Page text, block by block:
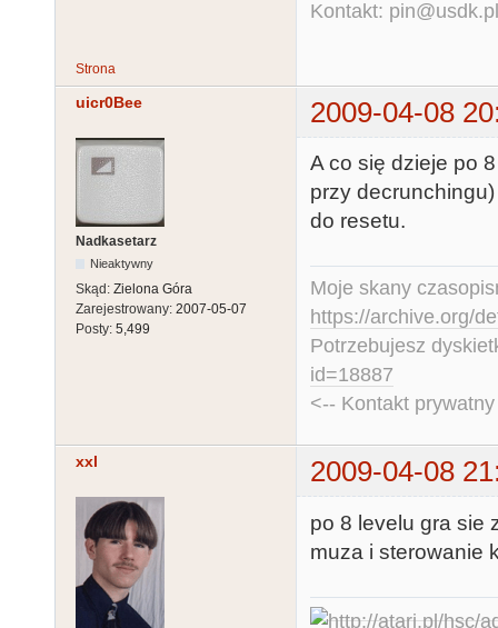
Kontakt: pin@usdk.pl
Strona
uicr0Bee 2009-04-08
Nadkasetarz
Nieaktywny
Skąd: Zielona Góra
Zarejestrowany: 2007-05-07
Posty: 5,499
A co się dzieje po
przy decrunchingu)
do resetu.
Moje skany
https://archive.org/
Potrzebujesz
id=18887
<-- Kontakt
xxl 2009-04-08
po 8 levelu gra sie
muza i sterowanie